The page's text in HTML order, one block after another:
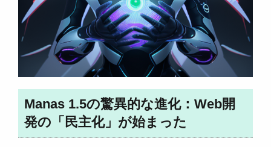
Manas 1.5の驚異的な進化：Web開
発の「民主化」が始まった